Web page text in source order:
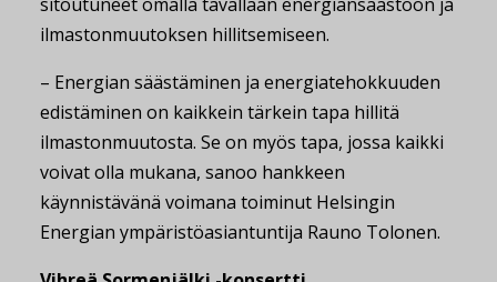
ilmastonmuutoksen hillitsemiseen.
– Energian säästäminen ja energiatehokkuuden
edistäminen on kaikkein tärkein tapa hillitä
ilmastonmuutosta. Se on myös tapa, jossa kaikki
voivat olla mukana, sanoo hankkeen
käynnistävänä voimana toiminut Helsingin
Energian ympäristöasiantuntija Rauno Tolonen.